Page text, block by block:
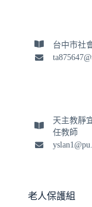
台中市社
天主教靜
任教師
老人保護組